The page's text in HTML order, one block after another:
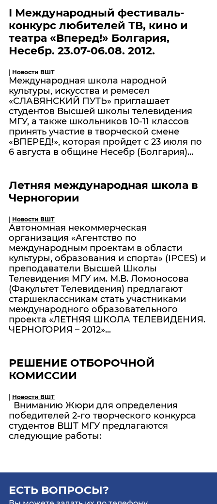
I Международный фестиваль-
конкурс любителей ТВ, кино и
театра «Вперед!» Болгария,
Несебр. 23.07-06.08. 2012.
Новости ВШТ
Международная школа народной
культуры, искусства и ремесел
«СЛАВЯНСКИЙ ПУТЬ» приглашает
студентов Высшей школы телевидения
МГУ, а также школьников 10-11 классов
принять участие в творческой смене
«ВПЕРЕД!», которая пройдет с 23 июля по
6 августа в общине Несебр (Болгария)...
Летняя международная школа в
Черногории
Новости ВШТ
Автономная некоммерческая
организация «Агентство по
международным проектам в области
культуры, образования и спорта» (IPCES) и
преподаватели Высшей Школы
Телевидения МГУ им. М.В. Ломоносова
(Факультет Телевидения) предлагают
старшеклассникам стать участниками
международного образовательного
проекта «ЛЕТНЯЯ ШКОЛА ТЕЛЕВИДЕНИЯ.
ЧЕРНОГОРИЯ – 2012»...
РЕШЕНИЕ ОТБОРОЧНОЙ
КОМИССИИ
Новости ВШТ
Вниманию Жюри для определения
победителей 2-го творческого конкурса
студентов ВШТ МГУ предлагаются
следующие работы:
ЕСТЬ ВОПРОСЫ?